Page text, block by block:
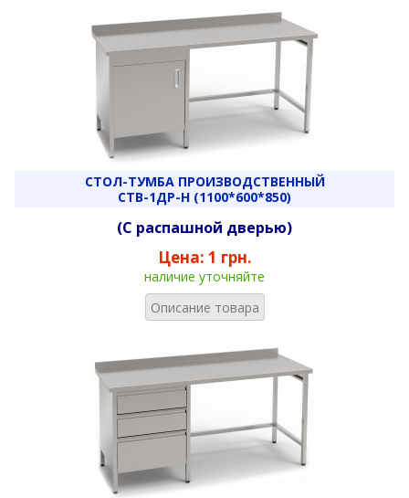
СТОЛ-ТУМБА ПРОИЗВОДСТВЕННЫЙ
СТВ-1ДР-Н (1100*600*850)
(С распашной дверью)
Цена: 1 грн.
наличие уточняйте
Описание товара